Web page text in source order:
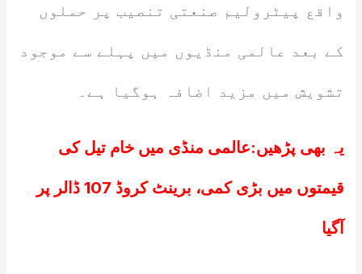
واقع پیٹرولیم صنعتی تنصیب پر حملوں
کے بعد عالمی منڈیوں میں پہلے سے موجود
تشویش میں مزید اضافہ ہوگیا ہے۔
یہ بھی پڑھیں:عالمی منڈی میں خام تیل کی
قیمتوں میں بڑی کمی، برینٹ کروڈ 107 ڈالر پر
آگیا